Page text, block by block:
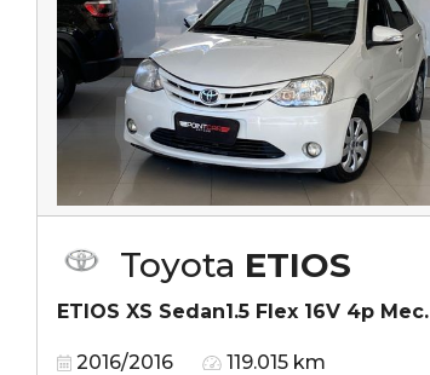
Toyota ETIOS
ETIOS XS Sedan1.5 Flex 16V 4p Mec.
2016/2016 119.015 km